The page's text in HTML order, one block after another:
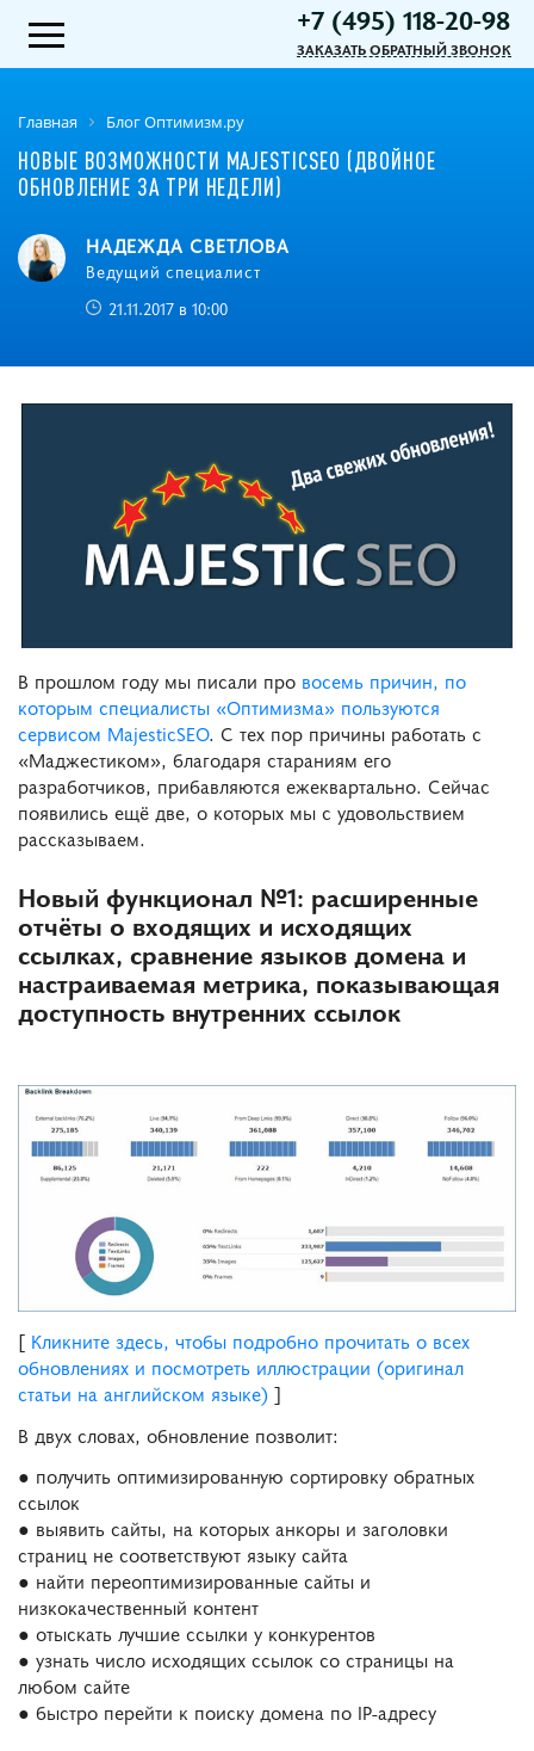
+7 (495) 118-20-98
ЗАКАЗАТЬ ОБРАТНЫЙ ЗВОНОК
Главная Блог Оптимизм.ру
НОВЫЕ ВОЗМОЖНОСТИ MAJESTICSEO (ДВОЙНОЕ
ОБНОВЛЕНИЕ ЗА ТРИ НЕДЕЛИ)
НАДЕЖДА СВЕТЛОВА
Ведущий специалист
21.11.2017 в 10:00
В прошлом году мы писали про восемь причин, по
которым специалисты «Оптимизма» пользуются
сервисом MajesticSEO. С тех пор причины работать с
«Маджестиком», благодаря стараниям его
разработчиков, прибавляются ежеквартально. Сейчас
появились ещё две, о которых мы с удовольствием
рассказываем.
Новый функционал №1: расширенные
отчёты о входящих и исходящих
ссылках, сравнение языков домена и
настраиваемая метрика, показывающая
доступность внутренних ссылок
[ Кликните здесь, чтобы подробно прочитать о всех
обновлениях и посмотреть иллюстрации (оригинал
статьи на английском языке) ]
В двух словах, обновление позволит:
● получить оптимизированную сортировку обратных
ссылок
● выявить сайты, на которых анкоры и заголовки
страниц не соответствуют языку сайта
● найти переоптимизированные сайты и
низкокачественный контент
● отыскать лучшие ссылки у конкурентов
● узнать число исходящих ссылок со страницы на
любом сайте
● быстро перейти к поиску домена по IP-адресу